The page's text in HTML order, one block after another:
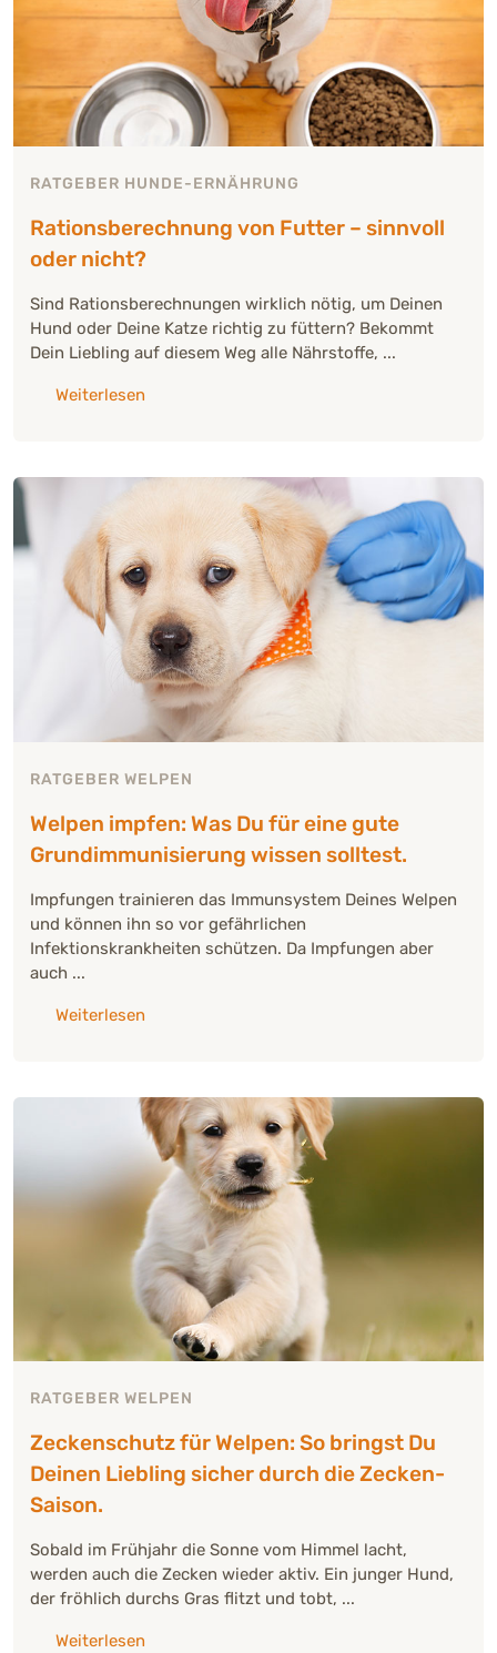
RATGEBER HUNDE-ERNÄHRUNG
Rationsberechnung von Futter – sinnvoll
oder nicht?
Sind Rationsberechnungen wirklich nötig, um Deinen
Hund oder Deine Katze richtig zu füttern? Bekommt
Dein Liebling auf diesem Weg alle Nährstoffe, ...
Weiterlesenüber: "Rationsberechnung von Futter –
RATGEBER WELPEN
Welpen impfen: Was Du für eine gute
Grundimmunisierung wissen solltest.
Impfungen trainieren das Immunsystem Deines Welpen
und können ihn so vor gefährlichen
Infektionskrankheiten schützen. Da Impfungen aber
auch ...
Weiterlesenüber: "Welpen impfen: Was Du für eine gute
RATGEBER WELPEN
Zeckenschutz für Welpen: So bringst Du
Deinen Liebling sicher durch die Zecken-
Saison.
Sobald im Frühjahr die Sonne vom Himmel lacht,
werden auch die Zecken wieder aktiv. Ein junger Hund,
der fröhlich durchs Gras flitzt und tobt, ...
Weiterlesenüber: "Zeckenschutz für Welpen: So bringst